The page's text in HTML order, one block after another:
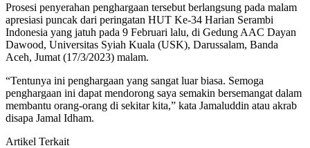
Prosesi penyerahan penghargaan tersebut berlangsung pada malam
apresiasi puncak dari peringatan HUT Ke-34 Harian Serambi
Indonesia yang jatuh pada 9 Februari lalu, di Gedung AAC Dayan
Dawood, Universitas Syiah Kuala (USK), Darussalam, Banda
Aceh, Jumat (17/3/2023) malam.
“Tentunya ini penghargaan yang sangat luar biasa. Semoga
penghargaan ini dapat mendorong saya semakin bersemangat dalam
membantu orang-orang di sekitar kita,” kata Jamaluddin atau akrab
disapa Jamal Idham.
Artikel Terkait